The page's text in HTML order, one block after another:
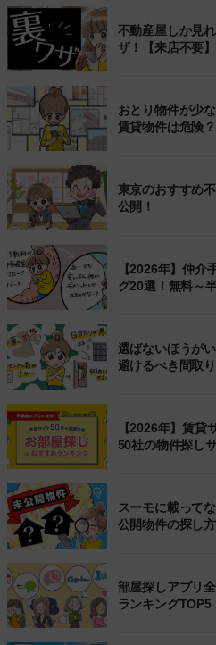
不動産屋しか見
ザ！【来店不要】
おとり物件が少
賃貸物件は危険？
東京のおすすめ
公開！
【2026年】仲介
グ20選！無料～
選ばないほうが
避けるべき間取
【2026年】賃貸
50社の物件探し
スーモに載って
公開物件の探し
部屋探しアプリ
ランキングTOP5